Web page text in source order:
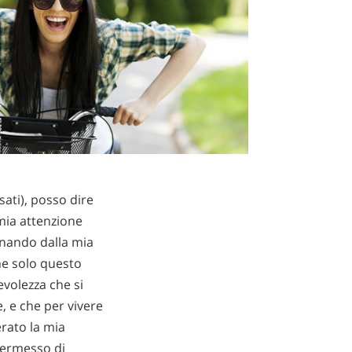
posso dire
attenzione
dalla mia
solo questo
che si
e che per vivere
la mia
di